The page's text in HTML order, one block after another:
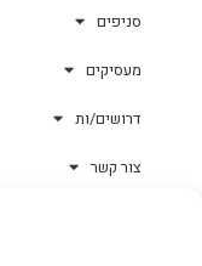
סניפים
מעסיקים
דרושים/ות
צור קשר